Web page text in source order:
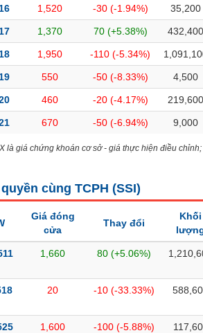
1,520 -30 (-1.94%) 35,200
1,370 70 (+5.38%) 432,400
1,950 -110 (-5.34%)
550 -50 (-8.33%) 4,500
460 -20 (-4.17%) 219,600
670 -50 (-6.94%) 9,000
là giá chứng khoán cơ sở - giá thực hiện điều
cùng TCPH (SSI)
Giá đóng
cửa
Thay đổi
Khối
1,660 80 (+5.06%)
20 -10 (-33.33%)
1,600 -100 (-5.88%)
chính